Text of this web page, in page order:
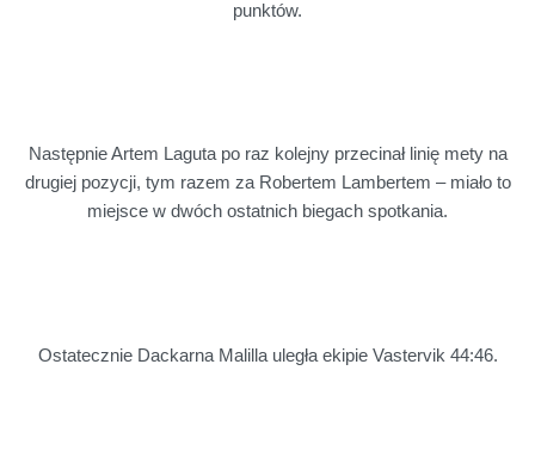
punktów.
Następnie Artem Laguta po raz kolejny przecinał linię mety na
drugiej pozycji, tym razem za Robertem Lambertem – miało to
miejsce w dwóch ostatnich biegach spotkania.
Ostatecznie Dackarna Malilla uległa ekipie Vastervik 44:46.